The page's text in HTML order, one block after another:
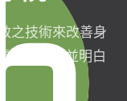
之技術來改善身
性生活，並明白